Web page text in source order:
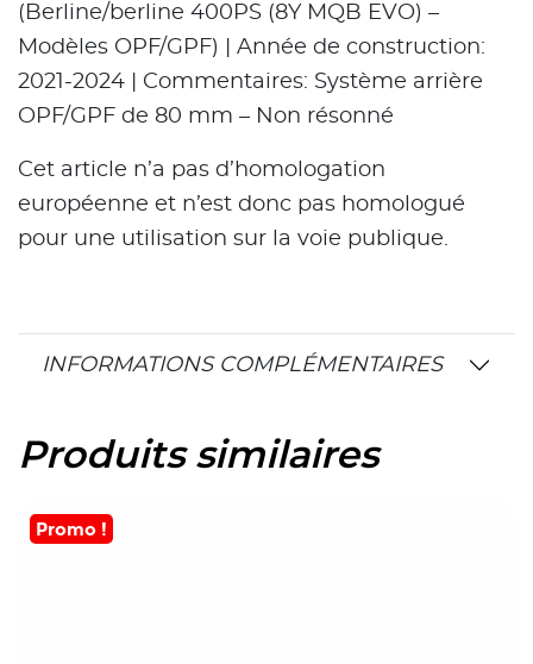
(Berline/berline 400PS (8Y MQB EVO) –
Modèles OPF/GPF) | Année de construction:
2021-2024 | Commentaires: Système arrière
OPF/GPF de 80 mm – Non résonné
Cet article n’a pas d’homologation
européenne et n’est donc pas homologué
pour une utilisation sur la voie publique.
INFORMATIONS COMPLÉMENTAIRES
Produits similaires
Promo !